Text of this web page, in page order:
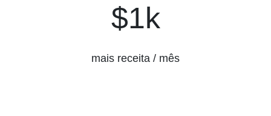
$1k
mais receita / mês